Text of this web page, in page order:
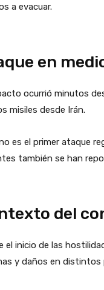
a evacuar.
en
ocurrió minutos
misiles desde Irán.
es el primer ataque
también se han
del
el inicio de las
y daños en distintos